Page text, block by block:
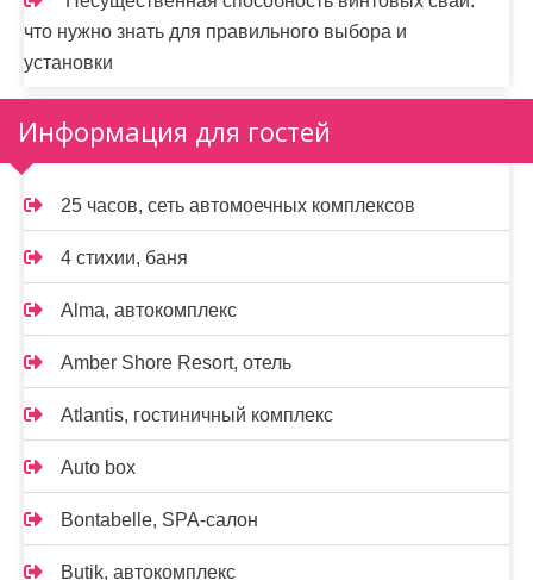
что нужно знать для правильного выбора и
установки
Информация для гостей
25 часов, сеть автомоечных комплексов
4 стихии, баня
Alma, автокомплекс
Amber Shore Resort, отель
Atlantis, гостиничный комплекс
Auto box
Bontabelle, SPA-салон
Butik, автокомплекс